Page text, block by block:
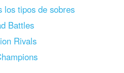
los tipos de sobres
Battles
Rivals